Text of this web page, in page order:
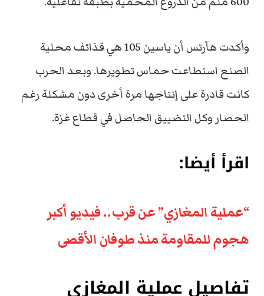
وأكدت هآرتس أن ياسين 105 هي قذائف محلية
الصنع استطاعت حماس تطويرها. وبعد الحرب
كانت قادرة على إنتاجها مرة أخرى دون مشكلة رغم
الحصار وكل التضييق الحاصل في قطاع غزة.
اقرأ أيضا:
“عملية المغازي” عن قرب.. فيديو أكبر
هجوم للمقاومة منذ طوفان الأقصى
تفاصيل عملية المغازي